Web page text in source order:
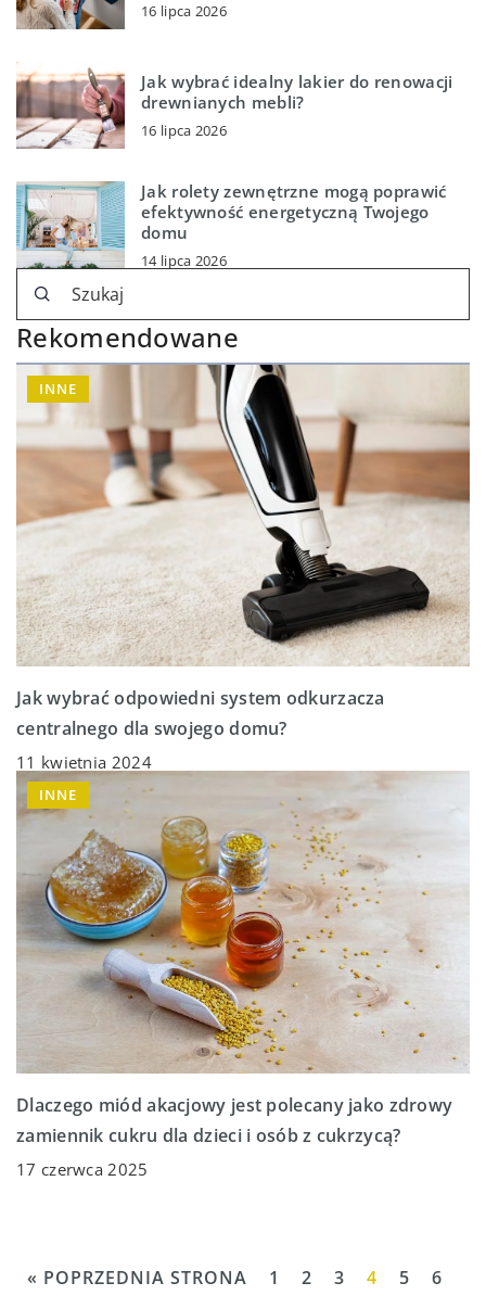
16 lipca 2026
Jak wybrać idealny lakier do renowacji
drewnianych mebli?
16 lipca 2026
Jak rolety zewnętrzne mogą poprawić
efektywność energetyczną Twojego
domu
14 lipca 2026
Rekomendowane
INNE
Jak wybrać odpowiedni system odkurzacza
centralnego dla swojego domu?
11 kwietnia 2024
INNE
Dlaczego miód akacjowy jest polecany jako zdrowy
zamiennik cukru dla dzieci i osób z cukrzycą?
17 czerwca 2025
« POPRZEDNIA STRONA 1 2 3 4 5 6